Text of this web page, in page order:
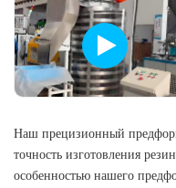
Наш прецизионный
точность изготовления
особенностью нашего